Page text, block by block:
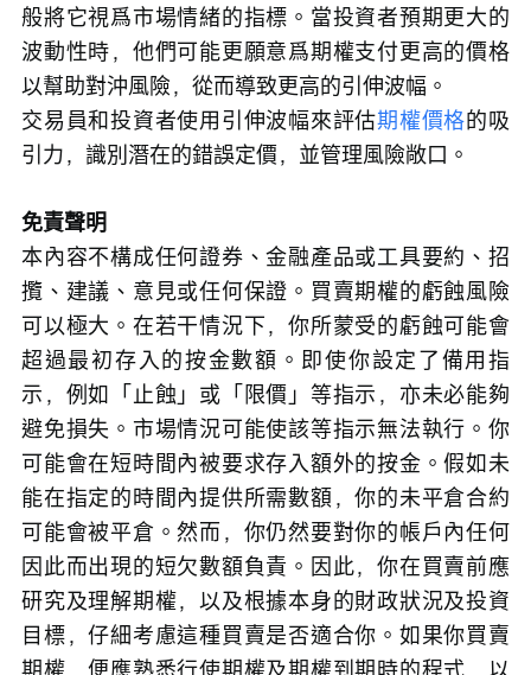
般將它視爲市場情緒的指標。當投資者預期更大的
波動性時，他們可能更願意爲期權支付更高的價格
以幫助對沖風險，從而導致更高的引伸波幅。
交易員和投資者使用引伸波幅來評估期權價格的吸
引力，識別潛在的錯誤定價，並管理風險敞口。
免責聲明
本內容不構成任何證券、金融產品或工具要約、招
攬、建議、意見或任何保證。買賣期權的虧蝕風險
可以極大。在若干情況下，你所蒙受的虧蝕可能會
超過最初存入的按金數額。即使你設定了備用指
示，例如「止蝕」或「限價」等指示，亦未必能夠
避免損失。市場情況可能使該等指示無法執行。你
可能會在短時間內被要求存入額外的按金。假如未
能在指定的時間內提供所需數額，你的未平倉合約
可能會被平倉。然而，你仍然要對你的帳戶內任何
因此而出現的短欠數額負責。因此，你在買賣前應
研究及理解期權，以及根據本身的財政狀況及投資
目標，仔細考慮這種買賣是否適合你。如果你買賣
期權，便應熟悉行使期權及期權到期時的程式，以